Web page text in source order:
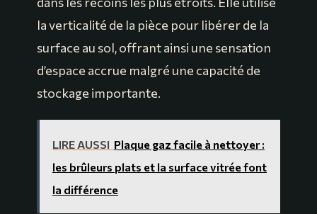
la verticalité de la pièce pour libérer de la
surface au sol, offrant ainsi une sensation
d’espace accrue malgré une capacité de
stockage importante.
LIRE AUSSI Plaque gaz facile à nettoyer :
les brûleurs plats et la surface vitrée font
la différence